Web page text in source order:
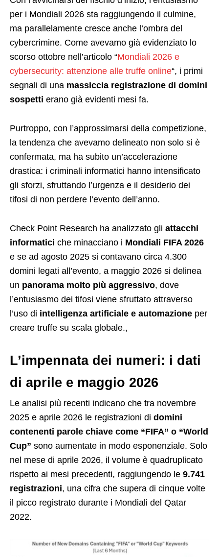
per i Mondiali 2026 sta raggiungendo il culmine,
ma parallelamente cresce anche l’ombra del
cybercrimine. Come avevamo già evidenziato lo
scorso ottobre nell’articolo “Mondiali 2026 e
cybersecurity: attenzione alle truffe online“, i primi
segnali di una massiccia registrazione di domini
sospetti erano già evidenti mesi fa.
Purtroppo, con l’approssimarsi della competizione,
la tendenza che avevamo delineato non solo si è
confermata, ma ha subito un’accelerazione
drastica: i criminali informatici hanno intensificato
gli sforzi, sfruttando l’urgenza e il desiderio dei
tifosi di non perdere l’evento dell’anno.
Check Point Research ha analizzato gli attacchi
informatici che minacciano i Mondiali FIFA 2026
e se ad agosto 2025 si contavano circa 4.300
domini legati all’evento, a maggio 2026 si delinea
un panorama molto più aggressivo, dove
l’entusiasmo dei tifosi viene sfruttato attraverso
l’uso di intelligenza artificiale e automazione per
creare truffe su scala globale.,
L’impennata dei numeri: i dati
di aprile e maggio 2026
Le analisi più recenti indicano che tra novembre
2025 e aprile 2026 le registrazioni di domini
contenenti parole chiave come “FIFA” o “World
Cup” sono aumentate in modo esponenziale. Solo
nel mese di aprile 2026, il volume è quadruplicato
rispetto ai mesi precedenti, raggiungendo le 9.741
registrazioni, una cifra che supera di cinque volte
il picco registrato durante i Mondiali del Qatar
2022.